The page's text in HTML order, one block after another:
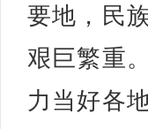
要地，民
艰巨繁重
力当好各